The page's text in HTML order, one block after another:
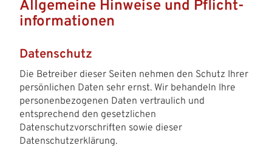
Allgemeine Hinweise und Pflicht­
informationen
Datenschutz
Die Betreiber dieser Seiten nehmen den Schutz Ihrer
persönlichen Daten sehr ernst. Wir behandeln Ihre
personenbezogenen Daten vertraulich und
entsprechend den gesetzlichen
Datenschutzvorschriften sowie dieser
Datenschutzerklärung.